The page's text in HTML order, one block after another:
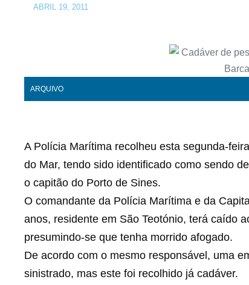
ABRIL 19, 2011
ARQUIVO
A Polícia Marítima recolheu esta segunda-
do Mar, tendo sido identificado como sendo
o capitão do Porto de Sines.
O comandante da Polícia Marítima e da
anos, residente em São Teotónio, terá caído
presumindo-se que tenha morrido afogado.
De acordo com o mesmo responsável, uma
sinistrado, mas este foi recolhido já cadáver.